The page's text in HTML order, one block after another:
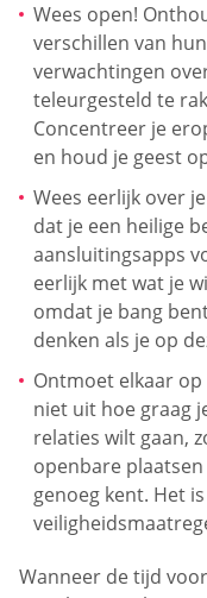
Wees open!
verschillen van
verwachtingen
teleurgesteld te
Concentreer je
en houd je geest
Wees eerlijk over
dat je een heilige
aansluitingsapps
eerlijk met wat je
omdat je bang
denken als je op
Ontmoet elkaar
niet uit hoe graag
relaties wilt gaan,
openbare
genoeg kent. Het
Wanneer de tijd